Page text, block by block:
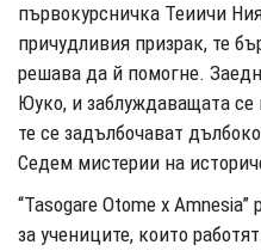
първокурсничка Теиичи
причудливия призрак, те
решава да й помогне.
Юуко, и заблуждаващата
те се задълбочават
Седем мистерии на
“Tasogare Otome x
за учениците, които